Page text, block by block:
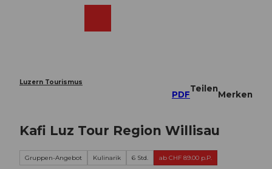
Luzern Tourismus
PDF
Teilen
Merken
Kafi Luz Tour Region Willisau
Gruppen-Angebot Kulinarik 6 Std. ab CHF 89.00 p.P.